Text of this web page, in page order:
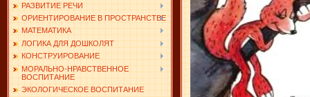
РАЗВИТИЕ РЕЧИ
ОРИЕНТИРОВАНИЕ В ПРОСТРАНСТВЕ
МАТЕМАТИКА
ЛОГИКА ДЛЯ ДОШКОЛЯТ
КОНСТРУИРОВАНИЕ
МОРАЛЬНО-НРАВСТВЕННОЕ
ВОСПИТАНИЕ
ЭКОЛОГИЧЕСКОЕ ВОСПИТАНИЕ